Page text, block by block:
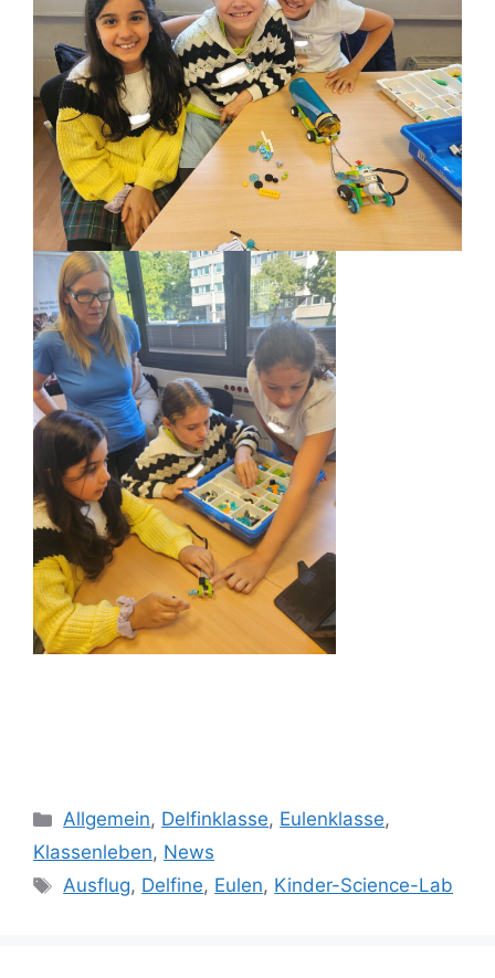
Kategorien
Allgemein, Delfinklasse, Eulenklasse,
Klassenleben, News
Schlagwörter
Ausflug, Delfine, Eulen, Kinder-Science-Lab